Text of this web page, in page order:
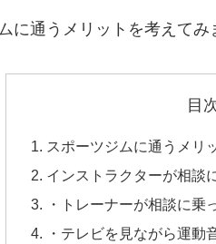
に通うメリットを考えてみ
目
スポーツジムに通うメリ
インストラクターが相談
・トレーナーが相談に乗
・テレビを見ながら運動